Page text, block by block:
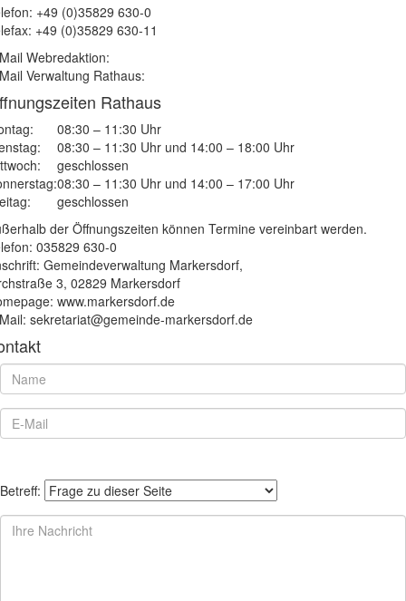
+49 (0)35829 630-0
+49 (0)35829 630-11
Webredaktion:
Verwaltung Rathaus:
Rathaus
08:30 – 11:30 Uhr
08:30 – 11:30 Uhr und 14:00 – 18:00 Uhr
geschlossen
08:30 – 11:30 Uhr und 14:00 – 17:00 Uhr
geschlossen
der Öffnungszeiten können Termine vereinbart werden.
035829 630-0
Gemeindeverwaltung Markersdorf,
3, 02829 Markersdorf
www.markersdorf.de
sekretariat@gemeinde-markersdorf.de
Betreff: